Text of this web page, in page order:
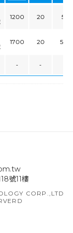
1200 20 5.9
1700 20 5.69
- -
號11樓
CORP.,LTD